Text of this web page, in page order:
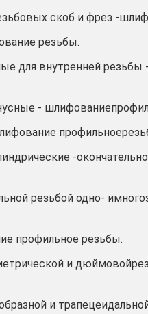
скоб и фрез -
резьбы.
для внутренней
-
-
резьбой одно-
профильное резьбы.
и
и